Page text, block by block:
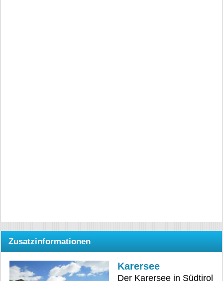
Zusatzinformationen
Karersee
Der Karersee in Südtirol